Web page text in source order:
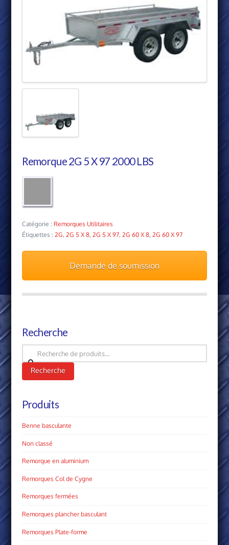
Remorque 2G 5 X 97 2000 LBS
Catégorie : Remorques Utilitaires
Étiquettes : 2G, 2G 5 X 8, 2G 5 X 97, 2G 60 X 8, 2G 60 X 97
Demande de soumission
Recherche
Recherche
pour :
Recherche
Produits
Benne basculante
Non classé
Remorque en aluminium
Remorques Col de Cygne
Remorques fermées
Remorques plancher basculant
Remorques Plate­-forme